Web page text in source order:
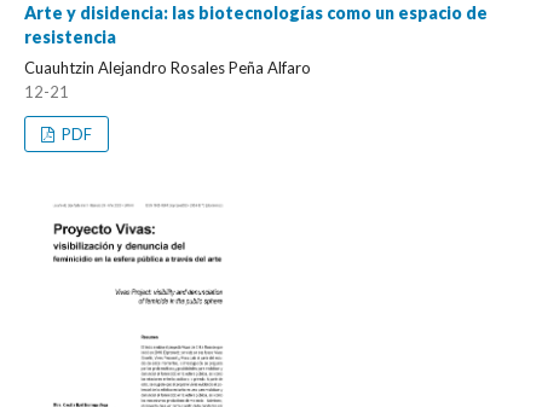
Arte y disidencia: las biotecnologías como un espacio de
resistencia
Cuauhtzin Alejandro Rosales Peña Alfaro
12-21
PDF